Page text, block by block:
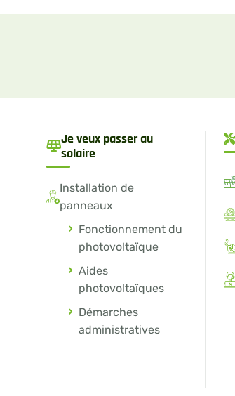
Je veux passer au
solaire
Installation de
panneaux
Fonctionnement du
photovoltaïque
Aides
photovoltaïques
Démarches
administratives